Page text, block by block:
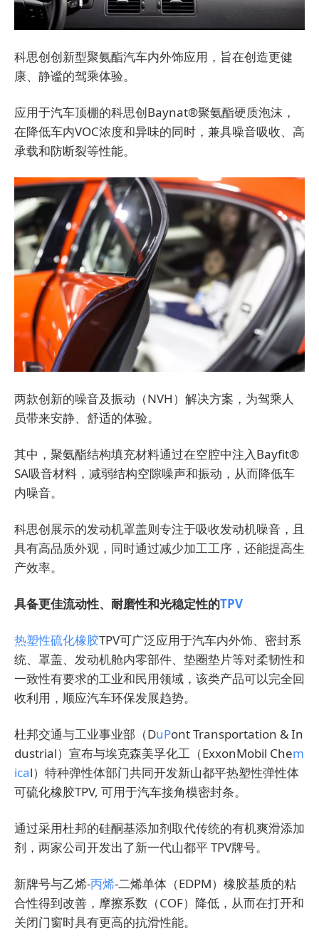
科思创创新型聚氨酯汽车内外饰应用，旨在创造更健
康、静谧的驾乘体验。
应用于汽车顶棚的科思创Baynat®聚氨酯硬质泡沫，
在降低车内VOC浓度和异味的同时，兼具噪音吸收、高
承载和防断裂等性能。
两款创新的噪音及振动（NVH）解决方案，为驾乘人
员带来安静、舒适的体验。
其中，聚氨酯结构填充材料通过在空腔中注入Bayfit®
SA吸音材料，减弱结构空隙噪声和振动，从而降低车
内噪音。
科思创展示的发动机罩盖则专注于吸收发动机噪音，且
具有高品质外观，同时通过减少加工工序，还能提高生
产效率。
具备更佳流动性、耐磨性和光稳定性的TPV
热塑性硫化橡胶TPV可广泛应用于汽车内外饰、密封系
统、罩盖、发动机舱内零部件、垫圈垫片等对柔韧性和
一致性有要求的工业和民用领域，该类产品可以完全回
收利用，顺应汽车环保发展趋势。
杜邦交通与工业事业部（DuPont Transportation & In
dustrial）宣布与埃克森美孚化工（ExxonMobil Chem
ical）特种弹性体部门共同开发新山都平热塑性弹性体
可硫化橡胶TPV, 可用于汽车接角模密封条。
通过采用杜邦的硅酮基添加剂取代传统的有机爽滑添加
剂，两家公司开发出了新一代山都平 TPV牌号。
新牌号与乙烯-丙烯-二烯单体（EDPM）橡胶基质的粘
合性得到改善，摩擦系数（COF）降低，从而在打开和
关闭门窗时具有更高的抗滑性能。